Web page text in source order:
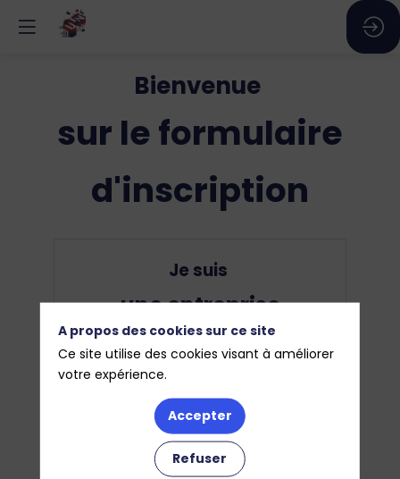
Bienvenue
sur le formulaire
d'inscription
Je suis
une entreprise
Ce profil vous donne accès :
Au programme des Universités de
Aux déjeuners du 7 et 8 Octobre
Je m'inscris
A propos des cookies sur ce site
Ce site utilise des cookies visant à améliorer
votre expérience.
Accepter
Refuser